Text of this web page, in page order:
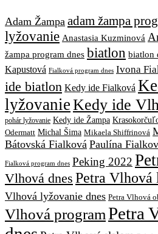
Adam Žampa adam žampa
lyžovanie Anastasia Kuzminová
žampa program dnes biatlon biatlon
Kapustová Fialková program dnes Ivona
ide biatlon Kedy ide Fialková
lyžovanieKedy ide
pohár lyžovanie Kedy ide Žampa
Odermatt Michal Šima Mikaela Shiffrinová
Bátovská Fialková Paulína
Fialková program dnes Peking 2022
Vlhová dnes Petra Vlhová
Vlhová lyžovanie dnes Petra Vlhová
Vlhová programPetra